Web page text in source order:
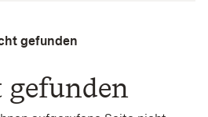
gefunden
gefunden